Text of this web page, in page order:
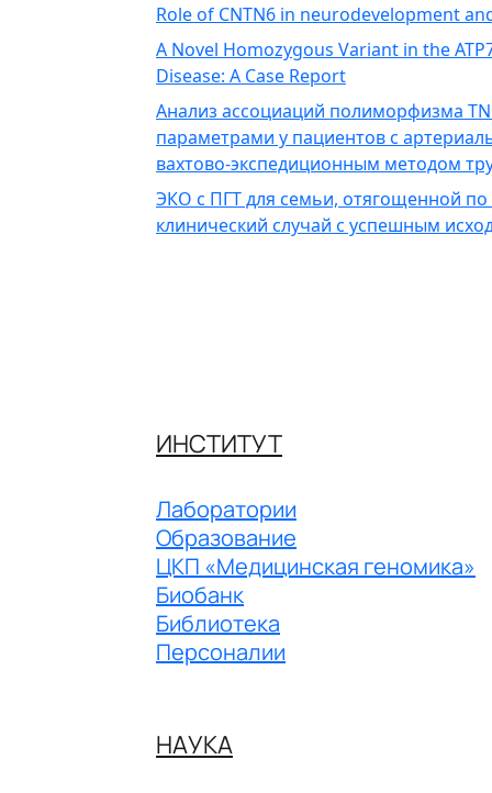
Role of CNTN6 in neurodevelopment
A Novel Homozygous Variant in the
Disease: A Case Report
Анализ ассоциаций полиморфизма
параметрами у пациентов с
вахтово-экспедиционным методом
ЭКО с ПГТ для семьи, отягощенной по
клинический случай с успешным
ИНСТИТУТ
Лаборатории
Образование
ЦКП «Медицинская геномика»
Биобанк
Библиотека
Персоналии
НАУКА